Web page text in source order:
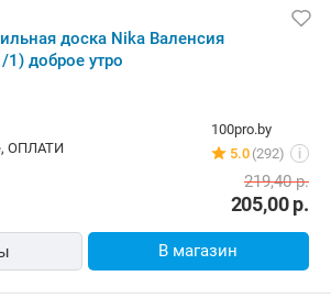
доска Nika Валенсия
1) доброе утро
100pro.by
5.0 (292) i
ОПЛАТИ
205,00р.
219,40р.
В магазин